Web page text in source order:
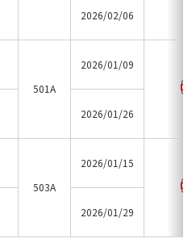
2026/02/06
501A
2026/01/09
2026/01/26
503A
2026/01/15
2026/01/29